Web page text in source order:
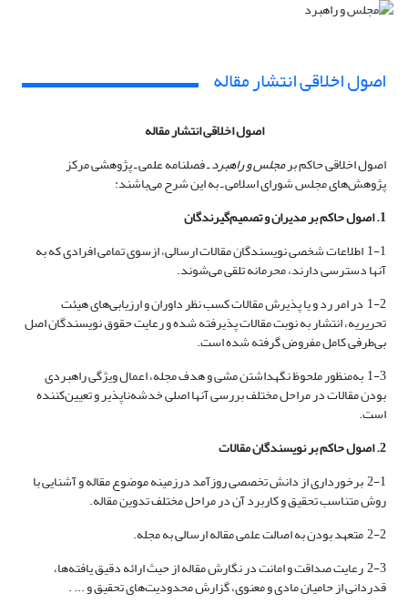
اصول اخلاقی انتشار مقاله
اصول اخلاقی انتشار مقاله
اصول اخلاقی حاکم برمجلس و راهبردـ فصلنامه علمی ـ پژوهشی مرکز
پژوهش‌های مجلس شورای اسلامی ـ به این شرح می‌باشند:
1. اصول حاکم بر مدیران و تصمیم‌گیرندگان
1-1 اطلاعات شخصی نویسندگان مقالات ارسالی، ازسوی تمامی افرادی که به
آنها دسترسی دارند، محرمانه تلقی می‌شوند.
1-2 در امر رد و یا پذیرش مقالات کسب نظر داوران و ارزیابی‌های هیئت
تحریریه، انتشار به نوبت مقالات پذیرفته شده و رعایت حقوق نویسندگان اصل
بی‌طرفی کامل مفروض گرفته شده است.
1-3 به‌‌منظور ملحوظ نگهداشتن مشی و هدف مجله، اعمال ویژگی‌ راهبردی
بودن مقالات در مراحل مختلف بررسی آنها اصلی خدشه‌ناپذیر و تعیین‌کننده
است.
2. اصول حاکم بر نویسندگان مقالات
2-1 برخورداری از دانش تخصصی روزآمد درزمینه موضوع مقاله و آشنایی با
روش متناسب تحقیق و کاربرد آن در مراحل مختلف تدوین مقاله.
2-2 متعهد بودن به اصالت علمی مقاله ارسالی به مجله.
2-3 رعایت صداقت و امانت در نگارش مقاله از حیث ارائه دقیق یافته‌ها،
قدردانی از حامیان مادی و معنوی، گزارش محدودیت‌های تحقیق و ... .